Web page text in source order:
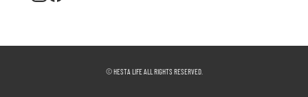
© HESTA LIFE ALL RIGHTS RESERVED.